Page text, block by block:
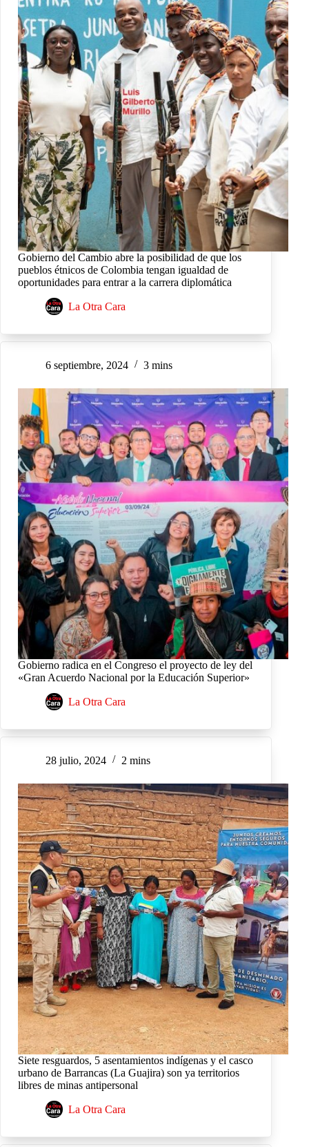
Gobierno del Cambio abre la posibilidad de que los
pueblos étnicos de Colombia tengan igualdad de
oportunidades para entrar a la carrera diplomática
La Otra Cara
6 septiembre, 2024 3 mins
Gobierno radica en el Congreso el proyecto de ley del
«Gran Acuerdo Nacional por la Educación Superior»
La Otra Cara
28 julio, 2024 2 mins
Siete resguardos, 5 asentamientos indígenas y el casco
urbano de Barrancas (La Guajira) son ya territorios
libres de minas antipersonal
La Otra Cara